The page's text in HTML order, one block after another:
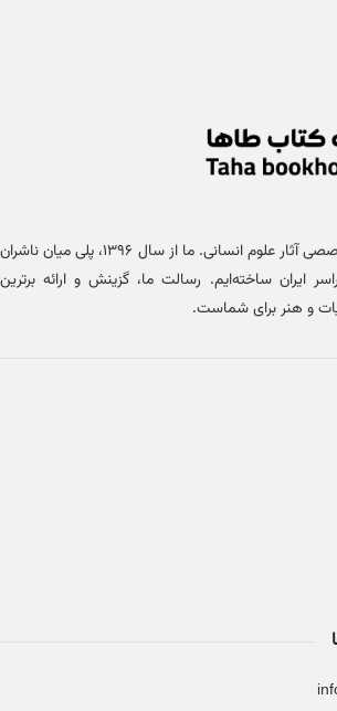
خانه کتاب طاها، مرجع تخصصی آثار علوم انسانی. ما از سال ۱۳۹۶، پلی میان ناشران
ایران ساخته‌ایم. رسالت ما، گزینش و ارائه برترین
و هنر برای شماست.